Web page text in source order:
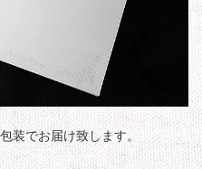
装でお届け致します。